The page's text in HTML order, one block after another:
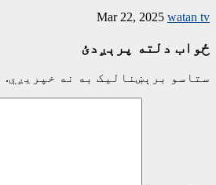
Mar 22, 2025 watan tv
ځواب دلته پرېږدئ
ستاسو برېښناليک به نه خپريږي.